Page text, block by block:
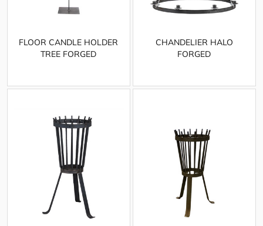
FLOOR CANDLE HOLDER
TREE FORGED
CHANDELIER HALO
FORGED